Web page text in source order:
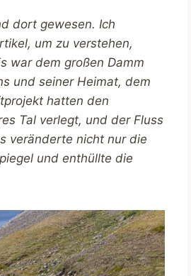
dort gewesen. Ich
um zu verstehen,
war dem großen Damm
und seiner Heimat, dem
hatten den
Tal verlegt, und der Fluss
veränderte nicht nur die
und enthüllte die